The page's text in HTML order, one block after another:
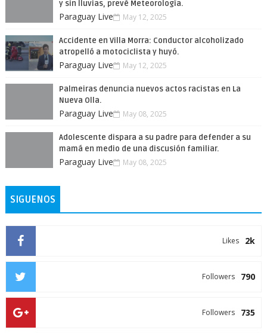
y sin lluvias, prevé Meteorología.
Paraguay Live May 12, 2025
Accidente en Villa Morra: Conductor alcoholizado
atropelló a motociclista y huyó.
Paraguay Live May 12, 2025
Palmeiras denuncia nuevos actos racistas en La
Nueva Olla.
Paraguay Live May 08, 2025
Adolescente dispara a su padre para defender a su
mamá en medio de una discusión familiar.
Paraguay Live May 08, 2025
SIGUENOS
2k
Likes
790
Followers
735
Followers